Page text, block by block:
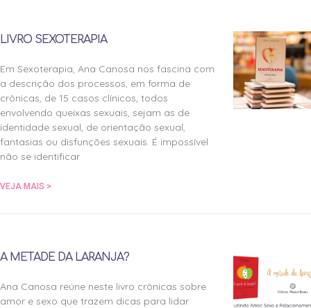
LIVRO SEXOTERAPIA
Em Sexoterapia, Ana Canosa nos fascina com
a descrição dos processos, em forma de
crônicas, de 15 casos clínicos, todos
envolvendo queixas sexuais, sejam as de
identidade sexual, de orientação sexual,
fantasias ou disfunções sexuais. É impossível
não se identificar
VEJA MAIS >
A METADE DA LARANJA?
Ana Canosa reúne neste livro crônicas sobre
amor e sexo que trazem dicas para lidar